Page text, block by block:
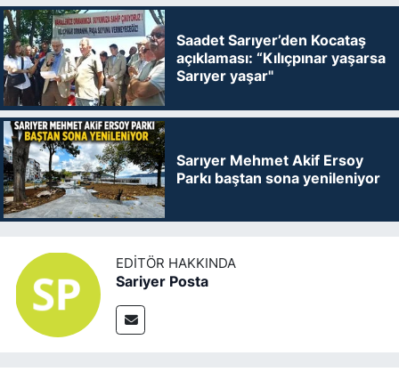
Saadet Sarıyer’den Kocataş
açıklaması: “Kılıçpınar yaşarsa
Sarıyer yaşar"
Sarıyer Mehmet Akif Ersoy
Parkı baştan sona yenileniyor
EDITÖR HAKKINDA
Sariyer Posta